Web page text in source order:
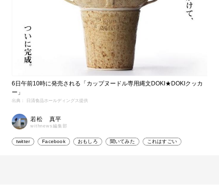
6日午前10時に発売される「カップヌードル専用縄文DOKI★DOKIクッカ
ー」
出典： 日清食品ホールディングス提供
若松 真平
withnews編集部
twitter Facebook おもしろ 聞いてみた これはすごい